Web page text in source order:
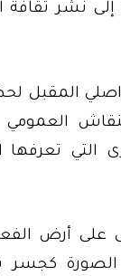
نشر ثقافة
المقبل
التي تعرفها
على أرض
كجسر بين